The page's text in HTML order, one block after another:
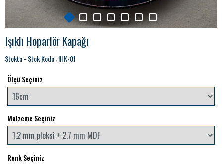
Işıklı Hoparlör Kapağı
Stokta - Stok Kodu : IHK-01
Ölçü Seçiniz
Malzeme Seçiniz
Renk Seçiniz